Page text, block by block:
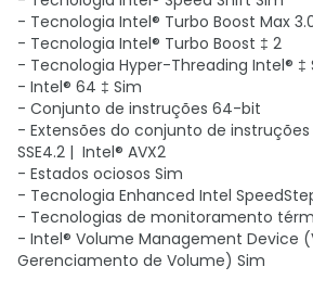
- Tecnologia Intel® Turbo Boost Max
- Tecnologia Intel® Turbo Boost ‡ 2
- Tecnologia Hyper-Threading Intel® ‡
- Intel® 64 ‡ Sim
- Conjunto de instruções 64-bit
- Extensões do conjunto de instruções
SSE4.2 | Intel® AVX2
- Estados ociosos Sim
- Tecnologia Enhanced Intel
- Tecnologias de monitoramento
- Intel® Volume Management Device
Gerenciamento de Volume) Sim